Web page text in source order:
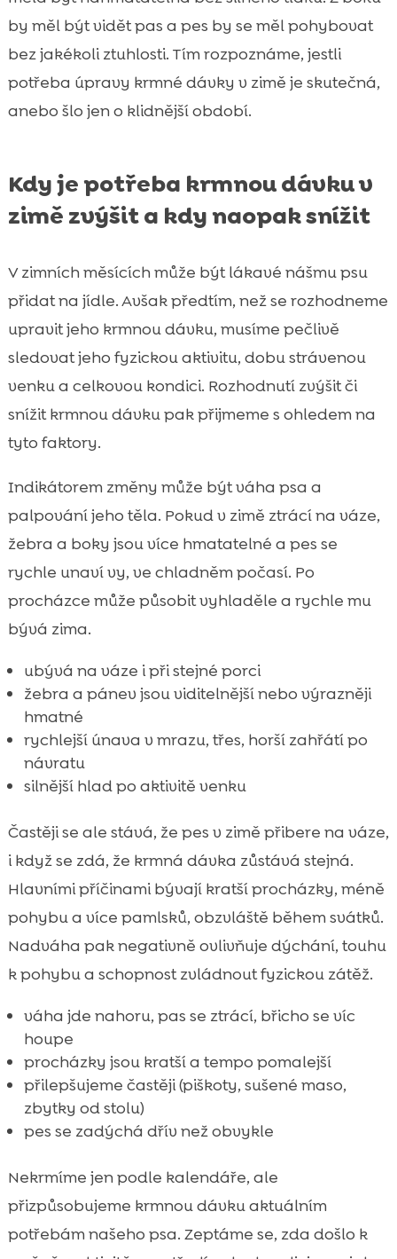
by měl být vidět pas a pes by se měl pohybovat
bez jakékoli ztuhlosti. Tím rozpoznáme, jestli
potřeba úpravy krmné dávky v zimě je skutečná,
anebo šlo jen o klidnější období.
Kdy je potřeba krmnou dávku v
zimě zvýšit a kdy naopak snížit
V zimních měsících může být lákavé nášmu psu
přidat na jídle. Avšak předtím, než se rozhodneme
upravit jeho krmnou dávku, musíme pečlivě
sledovat jeho fyzickou aktivitu, dobu strávenou
venku a celkovou kondici. Rozhodnutí zvýšit či
snížit krmnou dávku pak přijmeme s ohledem na
tyto faktory.
Indikátorem změny může být váha psa a
palpování jeho těla. Pokud v zimě ztrácí na váze,
žebra a boky jsou více hmatatelné a pes se
rychle unaví vy, ve chladněm počasí. Po
procházce může působit vyhladěle a rychle mu
bývá zima.
ubývá na váze i při stejné porci
žebra a pánev jsou viditelnější nebo výrazněji
hmatné
rychlejší únava v mrazu, třes, horší zahřátí po
návratu
silnější hlad po aktivitě venku
Častěji se ale stává, že pes v zimě přibere na váze,
i když se zdá, že krmná dávka zůstává stejná.
Hlavními příčinami bývají kratší procházky, méně
pohybu a více pamlsků, obzvláště během svátků.
Nadváha pak negativně ovlivňuje dýchání, touhu
k pohybu a schopnost zvládnout fyzickou zátěž.
váha jde nahoru, pas se ztrácí, břicho se víc
houpe
procházky jsou kratší a tempo pomalejší
přilepšujeme častěji (piškoty, sušené maso,
zbytky od stolu)
pes se zadýchá dřív než obvykle
Nekrmíme jen podle kalendáře, ale
přizpůsobujeme krmnou dávku aktuálním
potřebám našeho psa. Zeptáme se, zda došlo k